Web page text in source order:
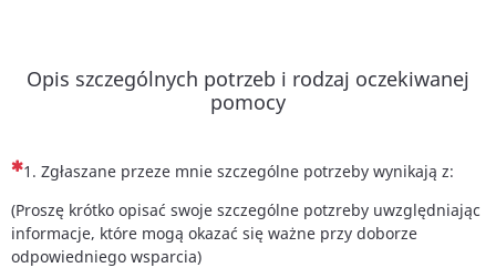
Opis szczególnych potrzeb i rodzaj oczekiwanej
pomocy
(To pytanie jest wymagane)
1. Zgłaszane przeze mnie szczególne potrzeby wynikają z:
(Proszę krótko opisać swoje szczególne potzreby uwzględniając
informacje, które mogą okazać się ważne przy doborze
odpowiedniego wsparcia)